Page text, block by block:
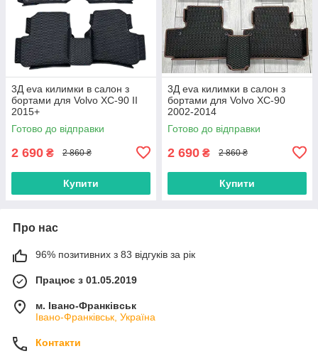
3Д eva килимки в салон з
бортами для Volvo XC-90 II
2015+
Готово до відправки
2 690 ₴ 2 860 ₴
Купити
3Д eva килимки в салон з
бортами для Volvo XC-90
2002-2014
Готово до відправки
2 690 ₴ 2 860 ₴
Купити
Про нас
96% позитивних з 83 відгуків за рік
Працює з 01.05.2019
м. Івано-Франківськ
Івано-Франківськ, Україна
Контакти